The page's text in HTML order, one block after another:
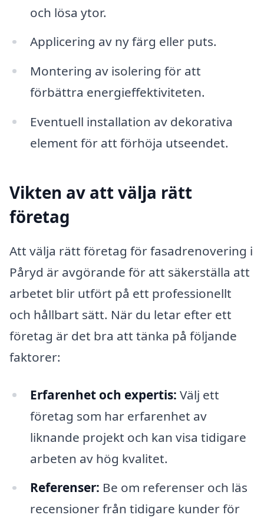
och lösa ytor.
Applicering av ny färg eller puts.
Montering av isolering för att
förbättra energieffektiviteten.
Eventuell installation av dekorativa
element för att förhöja utseendet.
Vikten av att välja rätt
företag
Att välja rätt företag för fasadrenovering i
Påryd är avgörande för att säkerställa att
arbetet blir utfört på ett professionellt
och hållbart sätt. När du letar efter ett
företag är det bra att tänka på följande
faktorer:
Erfarenhet och expertis: Välj ett
företag som har erfarenhet av
liknande projekt och kan visa tidigare
arbeten av hög kvalitet.
Referenser: Be om referenser och läs
recensioner från tidigare kunder för